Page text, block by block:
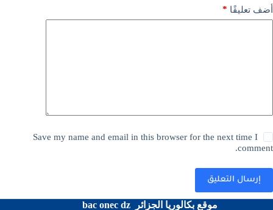
أضف تعليقًا *
Save my name and email in this browser for the next time I
comment.
إرسال التعليق
موقع بكالوريا الجزائر bac onec dz